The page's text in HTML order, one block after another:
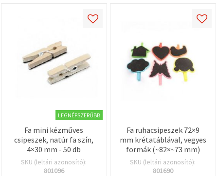
LEGNÉPSZERŰBB
Fa mini kézműves
csipeszek, natúr fa szín,
4×30 mm - 50 db
SKU (leltári azonosító):
801096
Fa ruhacsipeszek 72×9
mm krétatáblával, vegyes
formák (~82×~73 mm)
SKU (leltári azonosító):
801690